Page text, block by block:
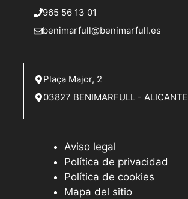
965 56 13 01
benimarfull@benimarfull.es
Plaça Major, 2
03827 BENIMARFULL - ALICANTE
Aviso legal
Política de privacidad
Política de cookies
Mapa del sitio